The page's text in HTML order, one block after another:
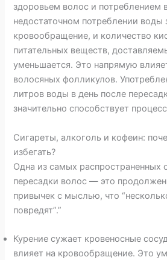
здоровьем волос и потреблением
недостаточном потреблении воды
кровообращение, и количество
питательных веществ,
уменьшается. Это напрямую
волосяных фолликулов.
литров воды в день после
значительно способствует
Сигареты, алкоголь и кофеин:
избегать?
Одна из самых распространенных
пересадки волос — это
привычек с мыслью, что
повредят”.”
Курение сужает кровеносные
влияет на кровообращение. Это